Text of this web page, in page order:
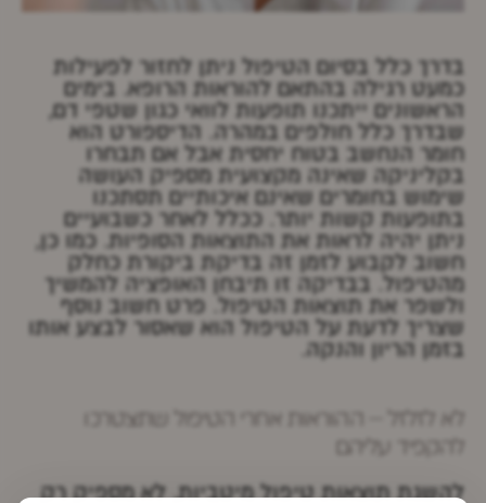
בדרך כלל בסיום הטיפול ניתן לחזור לפעילות
כמעט רגילה בהתאם להוראות הרופא. בימים
הראשונים ייתכנו תופעות לוואי כגון שטפי דם,
שבדרך כלל חולפים במהרה. הדיספורט הוא
חומר הנחשב בטוח יחסית אבל אם תבחרו
בקליניקה שאינה מקצועית מספיק העושה
שימוש בחומרים שאינם איכותיים תסתכנו
בתופעות קשות יותר. ככלל לאחר כשבועיים
ניתן יהיה לראות את התוצאות הסופיות. כמו כן,
חשוב לקבוע לזמן זה בדיקת ביקורת כחלק
מהטיפול. בבדיקה זו תיבחן האופציה להמשיך
ולשפר את תוצאות הטיפול. פרט חשוב נוסף
שצריך לדעת על הטיפול הוא שאסור לבצע אותו
בזמן הריון והנקה.
לא לזלזל – ההוראות אחרי הטיפול שתצטרכו
להקפיד עליהם
להשגת תוצאות טיפול מיטביות, לא מספיק רק